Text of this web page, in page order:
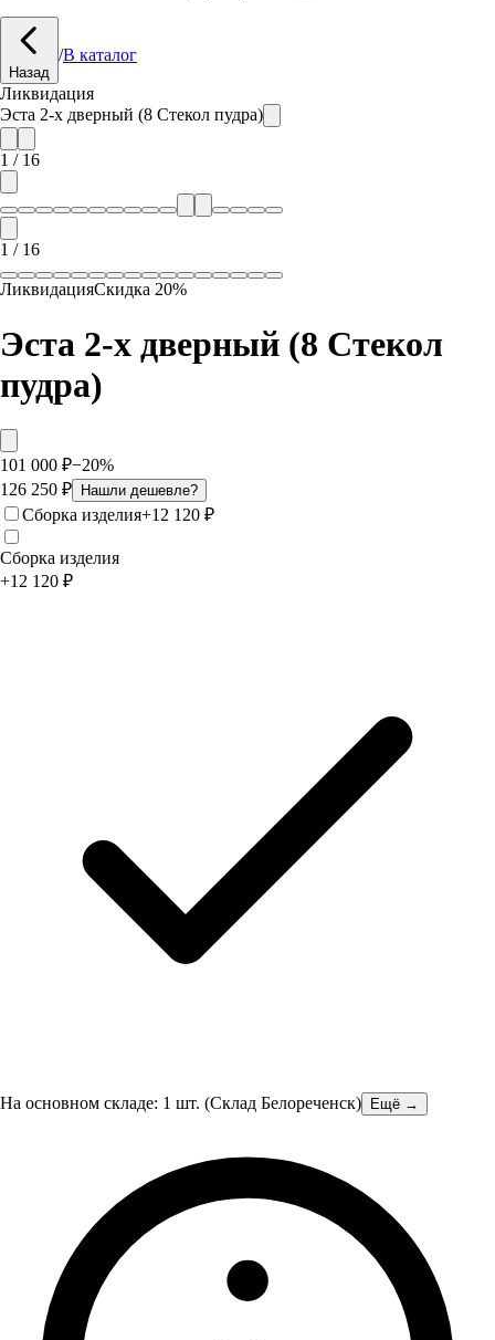
Назад
/В каталог
Ликвидация
Эста 2-х дверный (8 Стекол пудра)
1 / 16
1 / 16
ЛиквидацияСкидка 20%
Эста 2-х дверный (8 Стекол
пудра)
101 000 ₽−20%
126 250 ₽ Нашли дешевле?
Сборка изделия+12 120 ₽
Сборка изделия
+12 120 ₽
На основном складе: 1 шт. (Склад Белореченск) Ещё →